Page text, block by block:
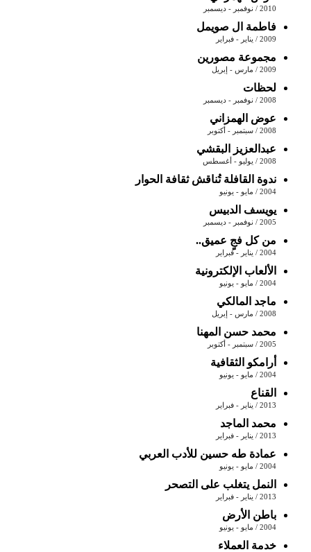
2010 / نوفمبر - ديسمبر
فاطمة ال صويمل
2009 / يناير - فبراير
مجموعة مصورين
2009 / مارس - إبريل
لحظات
2008 / نوفمبر - ديسمبر
عوض الهمزاني
2008 / سبتمبر - أكتوبر
عبدالعزيز البقشي
2008 / يوليو - أغسطس
ندوة القافلة تُناقش ثقافة الحوار
2004 / مايو - يونيو
يويسف الدبيس
2005 / نوفمبر - ديسمبر
من كل فجٍ عميق..
2004 / يناير - فبراير
الألعاب الإلكترونية
2004 / مايو - يونيو
ماجد المالكي
2008 / مارس - إبريل
محمد حسن المهنا
2005 / سبتمبر - أكتوبر
أرامكو الثقافية
2004 / مايو - يونيو
القناع
2013 / يناير - فبراير
محمد الماجد
2013 / يناير - فبراير
عمادة طه حسين للأدب العربي
2004 / مايو - يونيو
النمل يتغلب على التصحر
2013 / يناير - فبراير
باطن الأرض
2004 / مايو - يونيو
خدمة العملاء